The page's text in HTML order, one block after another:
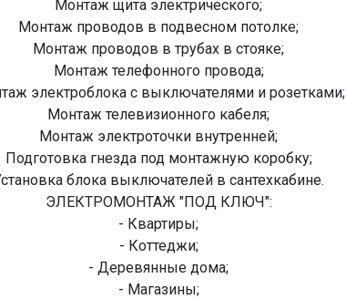
Монтаж щита электрического;
Монтаж проводов в подвесном потолке;
Монтаж проводов в трубах в стояке;
Монтаж телефонного провода;
электроблока с выключателями и розетками;
Монтаж телевизионного кабеля;
Монтаж электроточки внутренней;
Подготовка гнезда под монтажную коробку;
блока выключателей в сантехкабине.
ЭЛЕКТРОМОНТАЖ "ПОД КЛЮЧ":
- Квартиры;
- Коттеджи;
- Деревянные дома;
- Магазины;